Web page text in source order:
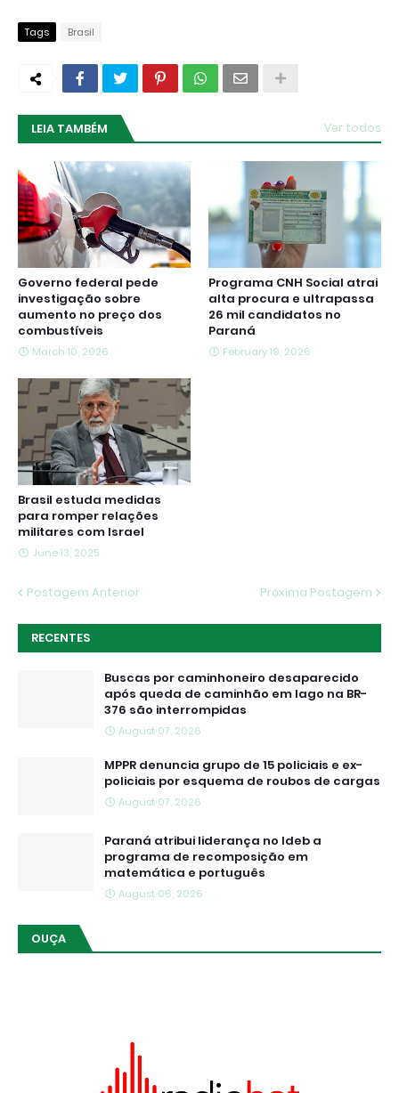
Tags Brasil
LEIA TAMBÉM Ver todos
Governo federal pede
investigação sobre
aumento no preço dos
combustíveis
March 10, 2026
Programa CNH Social atrai
alta procura e ultrapassa
26 mil candidatos no
Paraná
February 19, 2026
Brasil estuda medidas
para romper relações
militares com Israel
June 13, 2025
Postagem Anterior Próxima Postagem
RECENTES
Buscas por caminhoneiro desaparecido
após queda de caminhão em lago na BR-
376 são interrompidas
August 07, 2026
MPPR denuncia grupo de 15 policiais e ex-
policiais por esquema de roubos de cargas
August 07, 2026
Paraná atribui liderança no Ideb a
programa de recomposição em
matemática e português
August 06, 2026
OUÇA